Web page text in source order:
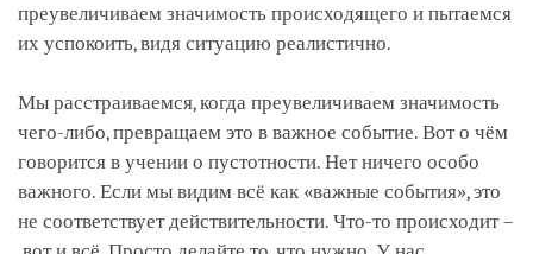
преувеличиваем значимость происходящего и пытаемся
их успокоить, видя ситуацию реалистично.
Мы расстраиваемся, когда преувеличиваем значимость
чего-либо, превращаем это в важное событие. Вот о чём
говорится в учении о пустотности. Нет ничего особо
важного. Если мы видим всё как «важные события», это
не соответствует действительности. Что-то происходит –